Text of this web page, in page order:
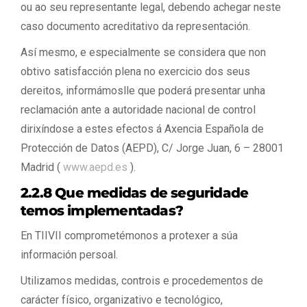
ou ao seu representante legal, debendo achegar neste
caso documento acreditativo da representación.
Así mesmo, e especialmente se considera que non
obtivo satisfacción plena no exercicio dos seus
dereitos, informámoslle que poderá presentar unha
reclamación ante a autoridade nacional de control
dirixíndose a estes efectos á Axencia Española de
Protección de Datos (AEPD), C/ Jorge Juan, 6 – 28001
Madrid ( www.aepd.es ).
2.2.8 Que medidas de seguridade
temos implementadas?
En TIIVII comprometémonos a protexer a súa
información persoal.
Utilizamos medidas, controis e procedementos de
carácter físico, organizativo e tecnológico,